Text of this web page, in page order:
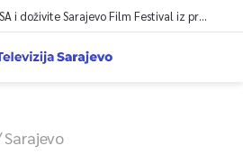
Budite uz program TVSA i doživite Sarajevo Film Festival iz prvog reda!
Sarajevo